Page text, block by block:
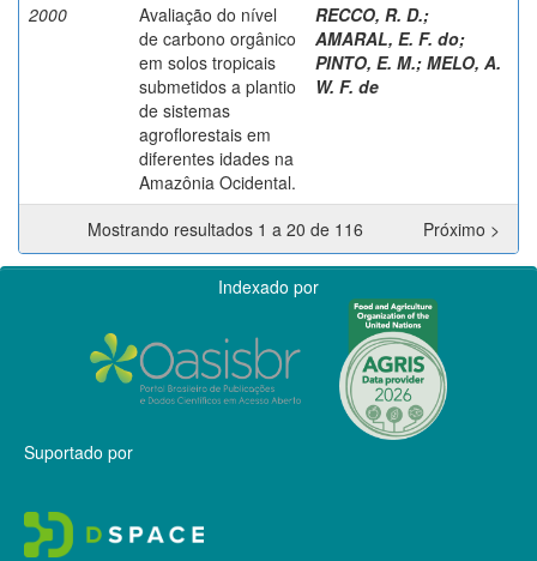
2000
Avaliação do nível
de carbono orgânico
em solos tropicais
submetidos a plantio
de sistemas
agroflorestais em
diferentes idades na
Amazônia Ocidental.
RECCO, R. D.;
AMARAL, E. F. do;
PINTO, E. M.; MELO, A.
W. F. de
Mostrando resultados 1 a 20 de 116 Próximo >
Indexado por
Suportado por